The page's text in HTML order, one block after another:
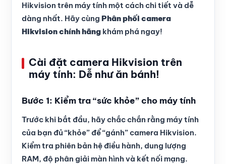
Hikvision trên máy tính một cách chi tiết và dễ
dàng nhất. Hãy cùng Phân phối camera
Hikvision chính hãng khám phá ngay!
Cài đặt camera Hikvision trên
máy tính: Dễ như ăn bánh!
Bước 1: Kiểm tra “sức khỏe” cho máy tính
Trước khi bắt đầu, hãy chắc chắn rằng máy tính
của bạn đủ “khỏe” để “gánh” camera Hikvision.
Kiểm tra phiên bản hệ điều hành, dung lượng
RAM, độ phân giải màn hình và kết nối mạng.